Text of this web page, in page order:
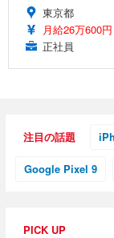
東京都
月給26万600
正社員
注目の話題
Google Pixel 9
PICK UP